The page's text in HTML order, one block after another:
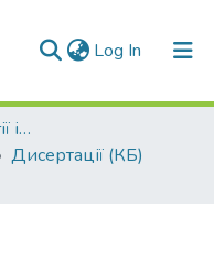
Log In (current)
Факультет біотехнології і біотехніки (ФБТ)
Дисертації (КБ)